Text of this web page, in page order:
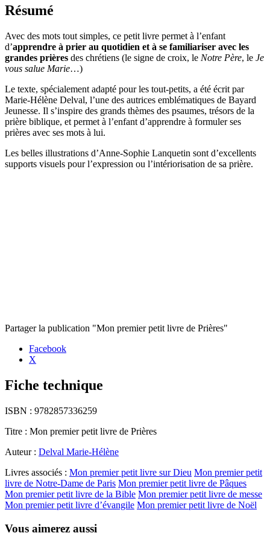
Résumé
Avec des mots tout simples, ce petit livre permet à l’enfant
d’apprendre à prier au quotidien et à se familiariser avec les
grandes prières des chrétiens (le signe de croix, le Notre Père, le Je
vous salue Marie…)
Le texte, spécialement adapté pour les tout-petits, a été écrit par
Marie-Hélène Delval, l’une des autrices emblématiques de Bayard
Jeunesse. Il s’inspire des grands thèmes des psaumes, trésors de la
prière biblique, et permet à l’enfant d’apprendre à formuler ses
prières avec ses mots à lui.
Les belles illustrations d’Anne-Sophie Lanquetin sont d’excellents
supports visuels pour l’expression ou l’intériorisation de sa prière.
Partager la publication "Mon premier petit livre de Prières"
Facebook
X
Fiche technique
ISBN : 9782857336259
Titre : Mon premier petit livre de Prières
Auteur : Delval Marie-Hélène
Livres associés : Mon premier petit livre sur Dieu Mon premier petit
livre de Notre-Dame de Paris Mon premier petit livre de Pâques
Mon premier petit livre de la Bible Mon premier petit livre de messe
Mon premier petit livre d’évangile Mon premier petit livre de Noël
Vous aimerez aussi